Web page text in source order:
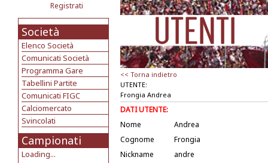
Registrati
Società
Elenco Società
Comunicati Società
Programma Gare
Tabellini Partite
Comunicati FIGC
Calciomercato
Svincolati
Campionati
Loading...
<< Torna indietro
UTENTE:
Frongia Andrea
DATI UTENTE:
Nome
Andrea
Cognome
Frongia
Nickname
andre